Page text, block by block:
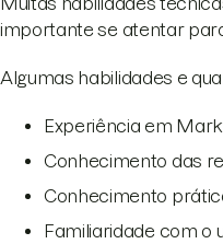
importante se atentar
Algumas habilidades e
Experiência em
Conhecimento das
Conhecimento
Familiaridade com o